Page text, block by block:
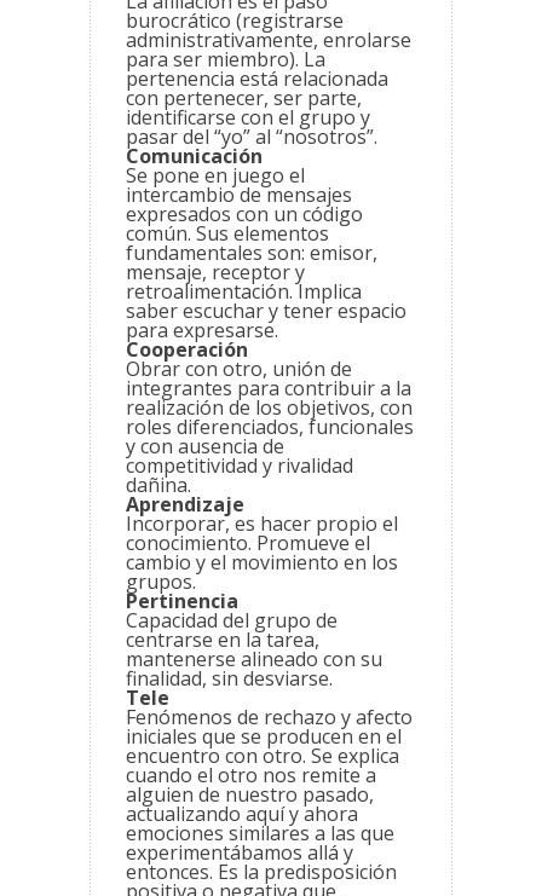
burocrático (registrarse
administrativamente, enrolarse
para ser miembro). La
pertenencia está relacionada
con pertenecer, ser parte,
identificarse con el grupo y
pasar del “yo” al “nosotros”.
Comunicación
Se pone en juego el
intercambio de mensajes
expresados con un código
común. Sus elementos
fundamentales son: emisor,
mensaje, receptor y
retroalimentación. Implica
saber escuchar y tener espacio
para expresarse.
Cooperación
Obrar con otro, unión de
integrantes para contribuir a la
realización de los objetivos, con
roles diferenciados, funcionales
y con ausencia de
competitividad y rivalidad
dañina.
Aprendizaje
Incorporar, es hacer propio el
conocimiento. Promueve el
cambio y el movimiento en los
grupos.
Pertinencia
Capacidad del grupo de
centrarse en la tarea,
mantenerse alineado con su
finalidad, sin desviarse.
Tele
Fenómenos de rechazo y afecto
iniciales que se producen en el
encuentro con otro. Se explica
cuando el otro nos remite a
alguien de nuestro pasado,
actualizando aquí y ahora
emociones similares a las que
experimentábamos allá y
entonces. Es la predisposición